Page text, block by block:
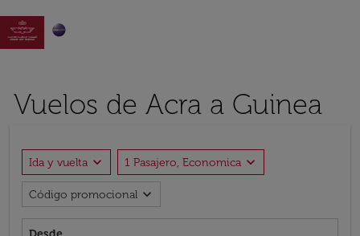

Vuelos de Acra a Guinea
Ida y vuelta expand_more 1 Pasajero, Economica expand_more
Código promocional expand_more